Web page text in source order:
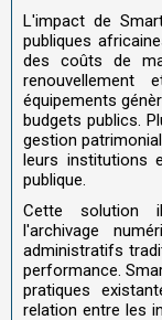
L'impact de
publiques
des coûts de
équipements
budgets publics.
gestion
leurs institutions
publique.
Cette solution
l'archivage
administratifs
performance.
pratiques
relation entre les